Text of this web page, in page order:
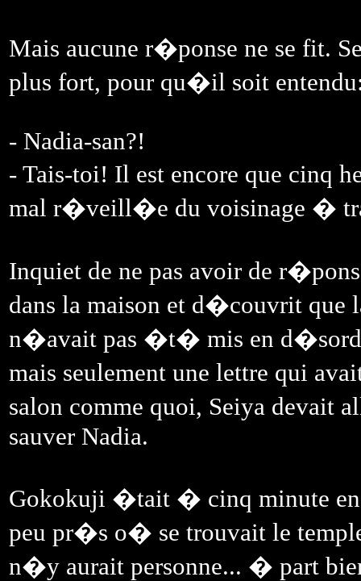
Mais aucune r�ponse ne se fit.
plus fort, pour qu�il soit
- Nadia-san?!
- Tais-toi! Il est encore que cinq
mal r�veill�e du voisinage �
Inquiet de ne pas avoir de
dans la maison et d�couvrit que
n�avait pas �t� mis en
mais seulement une lettre qui
salon comme quoi, Seiya devait
sauver Nadia.
Gokokuji �tait � cinq minute
peu pr�s o� se trouvait le
n�y aurait personne... � part